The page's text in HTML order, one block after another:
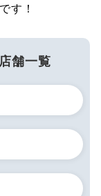
す！
舗一覧